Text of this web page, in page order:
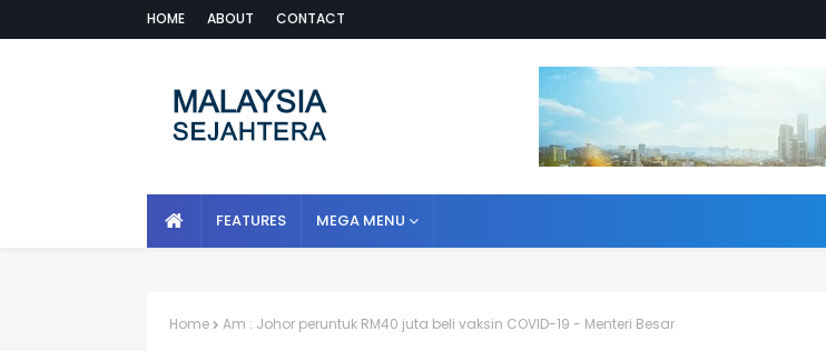
HOME ABOUT CONTACT
FEATURES MEGA MENU
Home Am : Johor peruntuk RM40 juta beli vaksin COVID-19 - Menteri Besar